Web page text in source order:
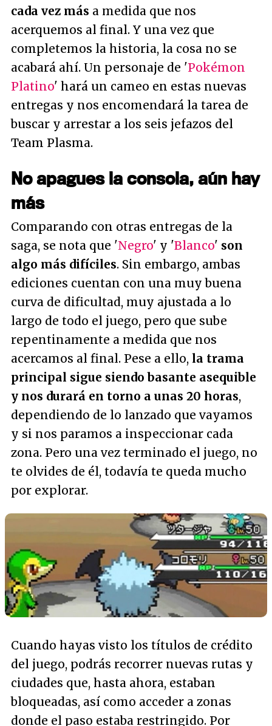
cada vez más a medida que nos
acerquemos al final. Y una vez que
completemos la historia, la cosa no se
acabará ahí. Un personaje de 'Pokémon
Platino' hará un cameo en estas nuevas
entregas y nos encomendará la tarea de
buscar y arrestar a los seis jefazos del
Team Plasma.
No apagues la consola, aún hay
más
Comparando con otras entregas de la
saga, se nota que 'Negro' y 'Blanco' son
algo más difíciles. Sin embargo, ambas
ediciones cuentan con una muy buena
curva de dificultad, muy ajustada a lo
largo de todo el juego, pero que sube
repentinamente a medida que nos
acercamos al final. Pese a ello, la trama
principal sigue siendo basante asequible
y nos durará en torno a unas 20 horas,
dependiendo de lo lanzado que vayamos
y si nos paramos a inspeccionar cada
zona. Pero una vez terminado el juego, no
te olvides de él, todavía te queda mucho
por explorar.
Cuando hayas visto los títulos de crédito
del juego, podrás recorrer nuevas rutas y
ciudades que, hasta ahora, estaban
bloqueadas, así como acceder a zonas
donde el paso estaba restringido. Por